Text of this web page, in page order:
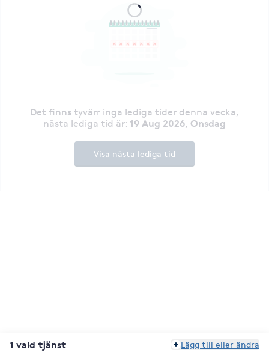
Det finns tyvärr inga lediga tider denna vecka,
nästa lediga tid är: 19 Aug 2026, Onsdag
Visa nästa lediga tid
1 vald tjänst Lägg till eller ändra